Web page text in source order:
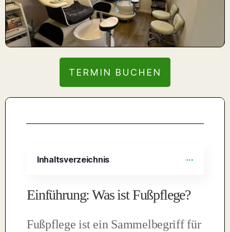
TERMIN BUCHEN
Inhaltsverzeichnis
Einführung: Was ist Fußpflege?
Fußpflege ist ein Sammelbegriff für